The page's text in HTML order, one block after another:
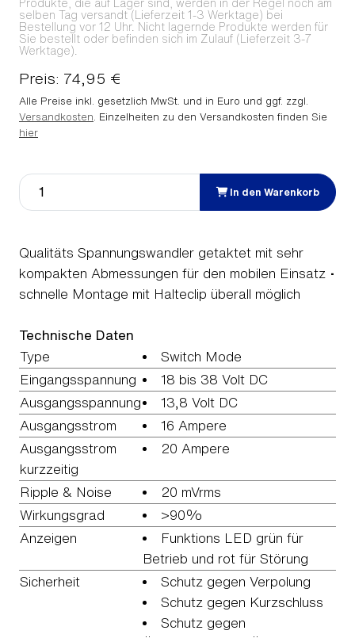
Produkte, die auf Lager sind, werden in der Regel noch am
selben Tag versandt (Lieferzeit 1-3 Werktage) bei
Bestellung vor 12 Uhr. Nicht lagernde Produkte werden für
Sie bestellt oder befinden sich im Zulauf (Lieferzeit 3-7
Werktage).
Preis: 74,95 €
Alle Preise inkl. gesetzlich MwSt. und in Euro und ggf. zzgl.
Versandkosten . Einzelheiten zu den Versandkosten finden Sie
hier
In den Warenkorb
Qualitäts Spannungswandler getaktet mit sehr
kompakten Abmessungen für den mobilen Einsatz •
schnelle Montage mit Halteclip überall möglich
Technische Daten
Type
Switch Mode
Eingangsspannung
18 bis 38 Volt DC
Ausgangsspannung
13,8 Volt DC
Ausgangsstrom
16 Ampere
Ausgangsstrom
kurzzeitig
20 Ampere
Ripple & Noise
20 mVrms
Wirkungsgrad
>90%
Anzeigen
Funktions LED grün für
Betrieb und rot für Störung
Sicherheit
Schutz gegen Verpolung
Schutz gegen Kurzschluss
Schutz gegen